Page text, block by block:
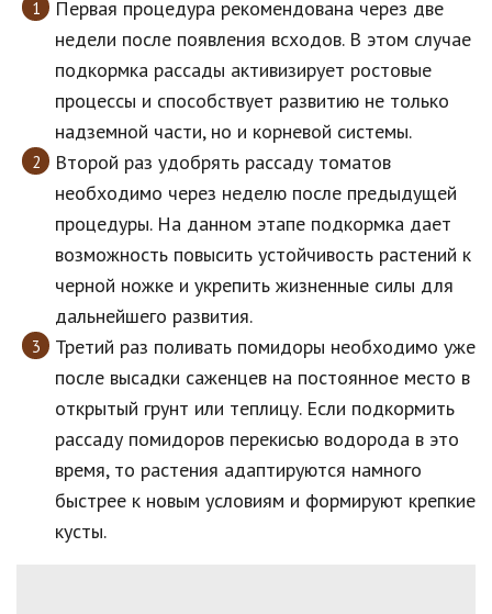
Первая процедура рекомендована через две
недели после появления всходов. В этом случае
подкормка рассады активизирует ростовые
процессы и способствует развитию не только
надземной части, но и корневой системы.
Второй раз удобрять рассаду томатов
необходимо через неделю после предыдущей
процедуры. На данном этапе подкормка дает
возможность повысить устойчивость растений к
черной ножке и укрепить жизненные силы для
дальнейшего развития.
Третий раз поливать помидоры необходимо уже
после высадки саженцев на постоянное место в
открытый грунт или теплицу. Если подкормить
рассаду помидоров перекисью водорода в это
время, то растения адаптируются намного
быстрее к новым условиям и формируют крепкие
кусты.